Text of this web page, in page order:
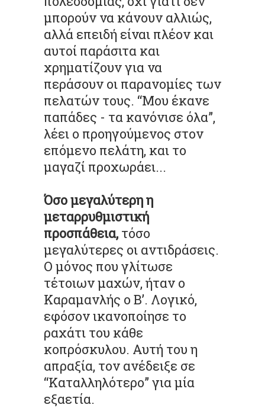
μπορούν να κάνουν αλλιώς,
αλλά επειδή είναι πλέον και
αυτοί παράσιτα και
χρηματίζουν για να
περάσουν οι παρανομίες των
πελατών τους. “Μου έκανε
παπάδες - τα κανόνισε όλα”,
λέει ο προηγούμενος στον
επόμενο πελάτη, και το
μαγαζί προχωράει...
Όσο μεγαλύτερη η
μεταρρυθμιστική
προσπάθεια, τόσο
μεγαλύτερες οι αντιδράσεις.
Ο μόνος που γλίτωσε
τέτοιων μαχών, ήταν ο
Καραμανλής ο Β’. Λογικό,
εφόσον ικανοποίησε το
ραχάτι του κάθε
κοπρόσκυλου. Αυτή του η
απραξία, τον ανέδειξε σε
“Καταλληλότερο” για μία
εξαετία.